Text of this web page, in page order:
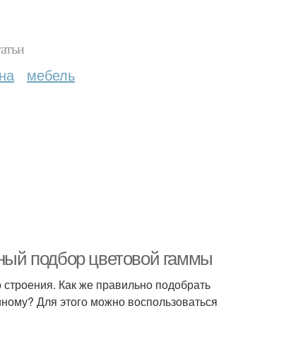
мебель
подбор цветовой гаммы
Как же правильно подобрать
Для этого можно воспользоваться